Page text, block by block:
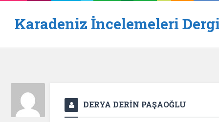
Karadeniz İncelemeleri
DERYA DERİN PAŞAOĞLU